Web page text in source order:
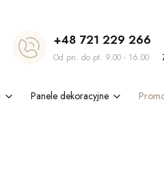
+48 721 229 266
Od pn. do pt. 9.00 - 16.00
Panele dekoracyjne